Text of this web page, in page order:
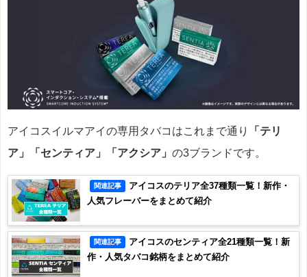
アイコスイルマアイの専用タバコはこれまで通り
「テリ
ア」「センティア」「アクシア」 の3ブランドです。
関連記事
アイコスのテリア全37種類一覧！新作・
人気フレーバーをまとめて紹介
関連記事
アイコスのセンティア全21種類一覧！新
作・人気タバコ銘柄をまとめて紹介